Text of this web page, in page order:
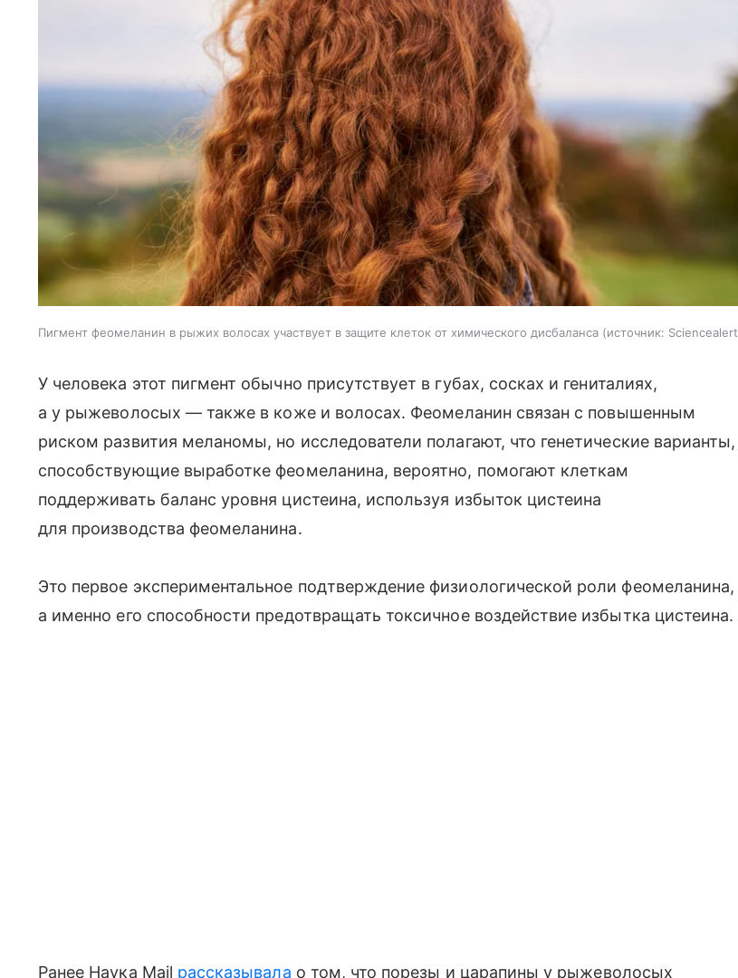
Пигмент феомеланин в рыжих волосах участвует в защите клеток от химического дисбаланса источник: Sciencealert
У человека этот пигмент обычно присутствует в губах, сосках и гениталиях,
а у рыжеволосых — также в коже и волосах. Феомеланин связан с повышенным
риском развития меланомы, но исследователи полагают, что генетические варианты,
способствующие выработке феомеланина, вероятно, помогают клеткам
поддерживать баланс уровня цистеина, используя избыток цистеина
для производства феомеланина.
Это первое экспериментальное подтверждение физиологической роли феомеланина,
а именно его способности предотвращать токсичное воздействие избытка цистеина.
Ранее Наука Mail рассказывала о том, что порезы и царапины у рыжеволосых